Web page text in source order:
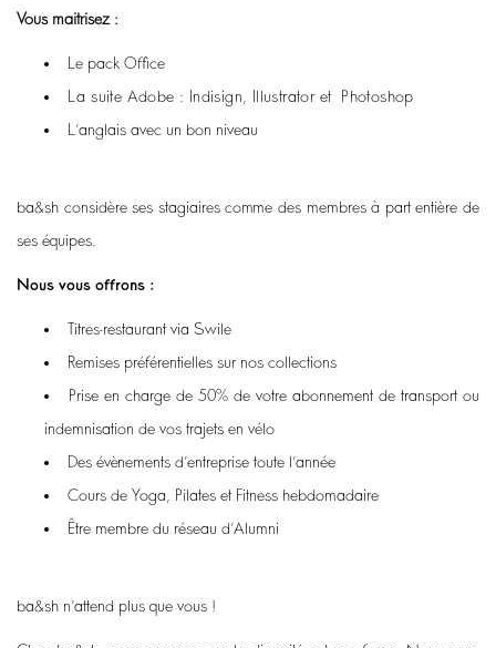
Vous maitrisez :
Le pack Office
La suite Adobe : Indisign, Illustrator et Photoshop
L’anglais avec un bon niveau
ba&sh considère ses stagiaires comme des membres à part entière de
ses équipes.
Nous vous offrons :
Titres-restaurant via Swile
Remises préférentielles sur nos collections
Prise en charge de 50% de votre abonnement de transport ou
indemnisation de vos trajets en vélo
Des évènements d’entreprise toute l’année
Cours de Yoga, Pilates et Fitness hebdomadaire
Être membre du réseau d’Alumni
ba&sh n’attend plus que vous !